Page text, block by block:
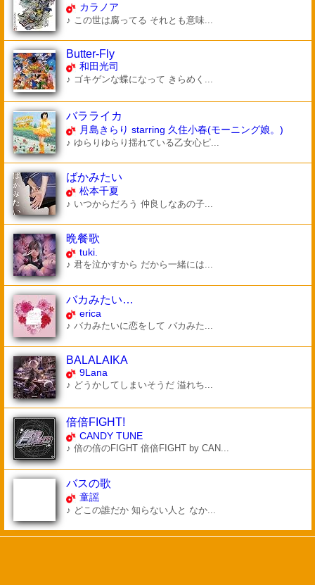
カラノア
♪ この世は腐ってる それとも意味...
Butter-Fly
和田光司
♪ ゴキゲンな蝶になって きらめく...
バラライカ
月島きらり starring 久住小春(モーニング娘。)
♪ ゆらりゆらり揺れている乙女心ピ...
ばかみたい
松本千夏
♪ いつからだろう 仲良しなあの子...
晩餐歌
tuki.
♪ 君を泣かすから だから一緒には...
バカみたい…
erica
♪ バカみたいに恋をして バカみた...
BALALAIKA
9Lana
♪ どうかしてしまいそうだ 溢れち...
倍倍FIGHT!
CANDY TUNE
♪ 倍の倍のFIGHT 倍倍FIGHT by CAN...
バスの歌
童謡
♪ どこの誰だか 知らない人と なか...